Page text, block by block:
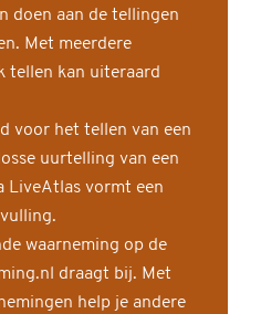
doen aan de tellingen
Met meerdere
tellen kan uiteraard
voor het tellen van een
uurtelling van een
LiveAtlas vormt een
waarneming op de
draagt bij. Met
help je andere